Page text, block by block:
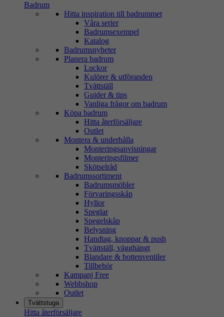
Badrum
Hitta inspiration till badrummet
Våra serier
Badrumsexempel
Katalog
Badrumsnyheter
Planera badrum
Luckor
Kulörer & utföranden
Tvättställ
Guider & tips
Vanliga frågor om badrum
Köpa badrum
Hitta återförsäljare
Outlet
Montera & underhålla
Monteringsanvisningar
Monteringsfilmer
Skötselråd
Badrumssortiment
Badrumsmöbler
Förvaringsskåp
Hyllor
Speglar
Spegelskåp
Belysning
Handtag, knoppar & push
Tvättställ, vägghängt
Blandare & bottenventiler
Tillbehör
Kampanj Free
Webbshop
Outlet
Tvättstuga
Hitta återförsäljare